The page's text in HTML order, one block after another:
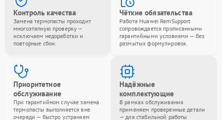
Контроль качества
Замена термопасты проходит
многоэтапную проверку —
исключаем недоработки и
повторные сбои.
Чёткие обязательства
Работа Huawei RemSupport
сопровождается прописанными
гарантийными условиями — без
размытых формулировок.
Приоритетное
обслуживание
При гарантийном случае замена
термопасты выполняется вне
очереди — быстро устраняем
Надёжные
комплектующие
В рамках обслуживания
применяем проверенные детали
— для стабильной работы